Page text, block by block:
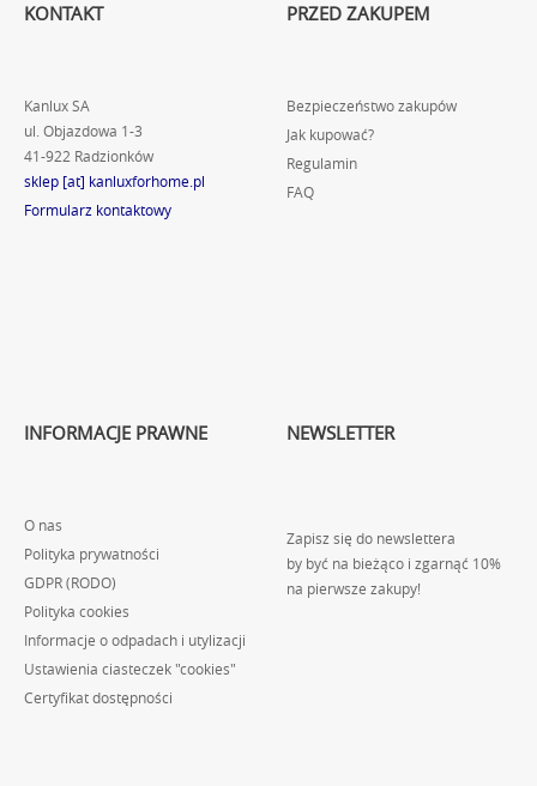
KONTAKT
Kanlux SA
ul. Objazdowa 1-3
41-922 Radzionków
sklep [at] kanluxforhome.pl
Formularz kontaktowy
PRZED ZAKUPEM
Bezpieczeństwo zakupów
Jak kupować?
Regulamin
FAQ
INFORMACJE PRAWNE
O nas
Polityka prywatności
GDPR (RODO)
Polityka cookies
Informacje o odpadach i utylizacji
Ustawienia ciasteczek "cookies"
Certyfikat dostępności
NEWSLETTER
Zapisz się do newslettera
by być na bieżąco i zgarnąć 10%
na pierwsze zakupy!